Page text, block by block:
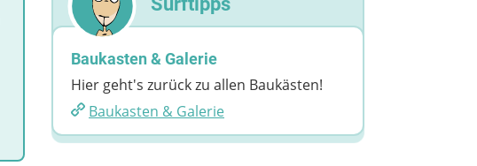
Baukasten & Galerie
Hier geht's zurück zu allen Baukästen!
Baukasten & Galerie